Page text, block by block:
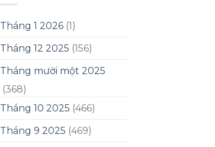
Tháng 1 2026(1)
Tháng 12 2025 (156)
Tháng mười một 2025
(368)
Tháng 10 2025 (466)
Tháng 9 2025 (469)